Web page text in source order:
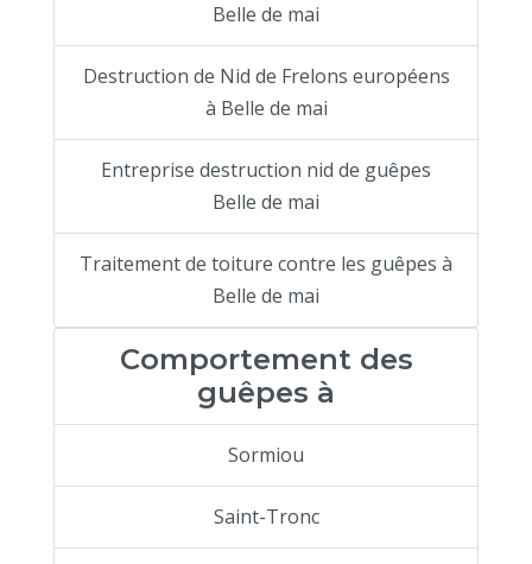
Belle de mai
Destruction de Nid de Frelons européens
à Belle de mai
Entreprise destruction nid de guêpes
Belle de mai
Traitement de toiture contre les guêpes à
Belle de mai
Comportement des
guêpes à
Sormiou
Saint-Tronc